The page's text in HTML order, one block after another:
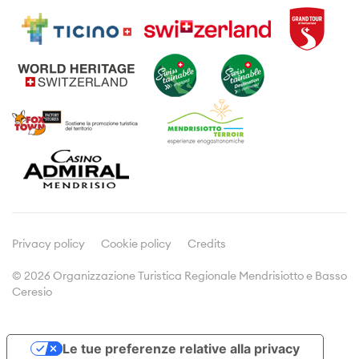
Attività
Visite guidate
Enogastronomia
Viticoltura
Cultura
Informazioni di viaggio
Prospetti e brochures
Meetings & Incentives
Dicono di noi
Doc&Stats
Privacy policy Cookie policy Credits
© 2026 Organizzazione Turistica Regionale Mendrisiotto e Basso
Ceresio
Le tue preferenze relative alla privacy